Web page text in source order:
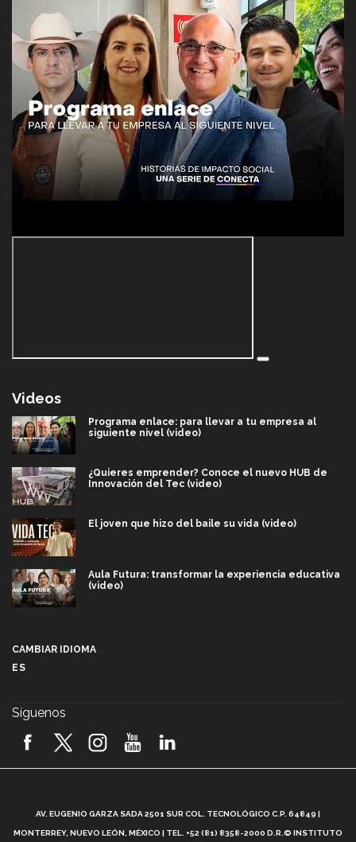
Videos
Programa enlace: para llevar a tu empresa al
siguiente nivel (video)
¿Quieres emprender? Conoce el nuevo HUB de
Innovación del Tec (video)
El joven que hizo del baile su vida (video)
Aula Futura: transformar la experiencia educativa
(video)
2026! (video)
¿Cómo es el Modelo Educativo Tec? (video)
CAMBIAR IDIOMA
ES
Síguenos
AV. EUGENIO GARZA SADA 2501 SUR COL. TECNOLÓGICO C.P. 64849 |
MONTERREY, NUEVO LEÓN, MÉXICO | TEL. +52 (81) 8358-2000 D.R.© INSTITUTO